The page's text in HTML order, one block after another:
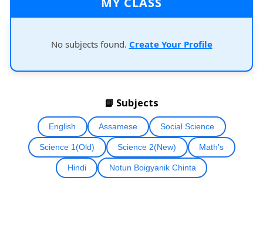
No subjects found. Create Your Profile
📘 Subjects
English Assamese Social Science
Science 1(Old) Science 2(New) Math's
Hindi Notun Boigyanik Chinta